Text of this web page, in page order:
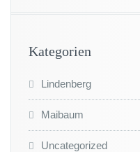
Kategorien
Lindenberg
Maibaum
Uncategorized